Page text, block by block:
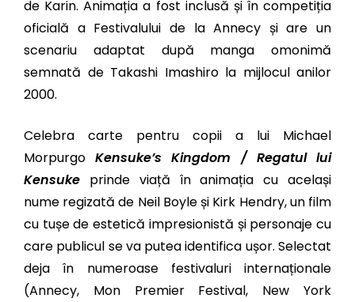
de Karin. Animația a fost inclusă și în competiția
oficială a Festivalului de la Annecy și are un
scenariu adaptat după manga omonimă
semnată de Takashi Imashiro la mijlocul anilor
2000.
Celebra carte pentru copii a lui Michael
MorpurgoKensuke’s Kingdom / Regatul lui
Kensuke prinde viață în animația cu același
nume regizată de Neil Boyle și Kirk Hendry,un film
cu tușe de estetică impresionistă și personaje cu
care publicul se va putea identifica ușor. Selectat
deja în numeroase festivaluri internaționale
(Annecy, Mon Premier Festival, New York